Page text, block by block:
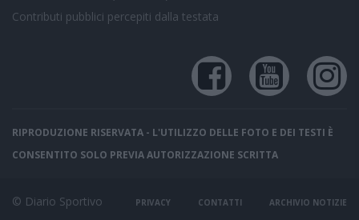
Contributi pubblici percepiti dalla testata
RIPRODUZIONE RISERVATA - L'UTILIZZO DELLE FOTO E DEI TESTI È
CONSENTITO SOLO PREVIA AUTORIZZAZIONE SCRITTA
© Diario Sportivo PRIVACY CONTATTI ARCHIVIO NOTIZIE